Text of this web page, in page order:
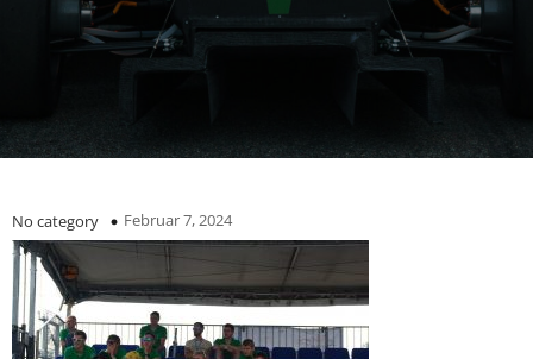
No category Februar 7, 2024